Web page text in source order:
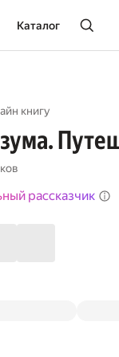
Каталог
книгу
рассказчик